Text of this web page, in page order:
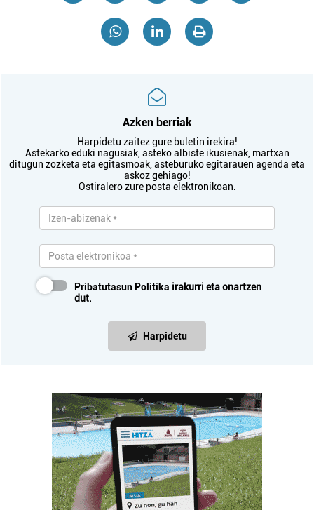
Azken berriak
Harpidetu zaitez gure buletin irekira!
Astekarko eduki nagusiak, asteko albiste ikusienak, martxan
ditugun zozketa eta egitasmoak, asteburuko egitarauen agenda eta
askoz gehiago!
Ostiralero zure posta elektronikoan.
Pribatutasun Politika irakurri eta onartzen
dut.
Harpidetu